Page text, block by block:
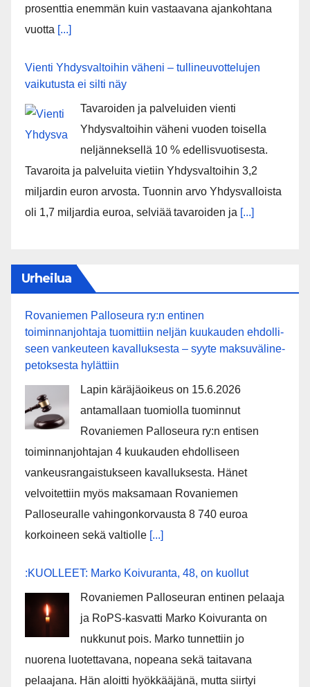
prosenttia enemmän kuin vastaavana ajankohtana
vuotta [...]
Vienti Yhdysvaltoihin väheni – tullineuvottelujen
vaikutusta ei silti näy
Tavaroiden ja palveluiden vienti
Yhdysvaltoihin väheni vuoden toisella
neljänneksellä 10 % edellisvuotisesta.
Tavaroita ja palveluita vietiin Yhdysvaltoihin 3,2
miljardin euron arvosta. Tuonnin arvo Yhdysvalloista
oli 1,7 miljardia euroa, selviää tavaroiden ja [...]
Urheilua
Rovaniemen Palloseura ry:n entinen
toiminnanjohtaja tuo­mit­tiin neljän kuu­kau­den eh­dol­li­
seen van­keu­teen ka­val­luk­ses­ta – syyte mak­su­vä­li­ne­
pe­tok­ses­ta hy­lät­tiin
Lapin käräjäoikeus on 15.6.2026
antamallaan tuomiolla tuominnut
Rovaniemen Palloseura ry:n entisen
toiminnanjohtajan 4 kuukauden ehdolliseen
vankeusrangaistukseen kavalluksesta. Hänet
velvoitettiin myös maksamaan Rovaniemen
Palloseuralle vahingonkorvausta 8 740 euroa
korkoineen sekä valtiolle [...]
:KUOLLEET: Marko Koivuranta, 48, on kuollut
Rovaniemen Palloseuran entinen pelaaja
ja RoPS-kasvatti Marko Koivuranta on
nukkunut pois. Marko tunnettiin jo
nuorena luotettavana, nopeana sekä taitavana
pelaajana. Hän aloitti hyökkääjänä, mutta siirtyi